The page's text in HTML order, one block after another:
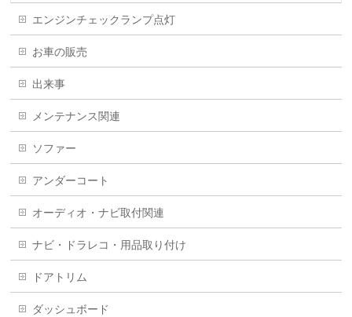
エンジンチェックランプ点灯
お車の販売
出来事
メンテナンス関連
ソファー
アンダーコート
オーディオ・ナビ取付関連
ナビ・ドラレコ・用品取り付け
ドアトリム
ダッシュボード